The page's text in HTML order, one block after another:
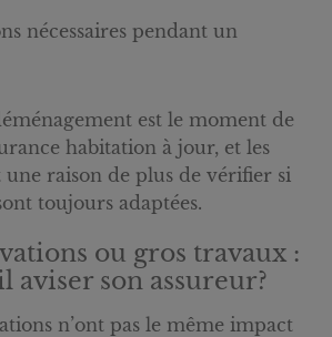
nécessaires pendant un
est le moment de
habitation à jour, et les
une raison de plus de vérifier si
toujours adaptées.
ou gros travaux :
aviser son assureur?
n’ont pas le même impact